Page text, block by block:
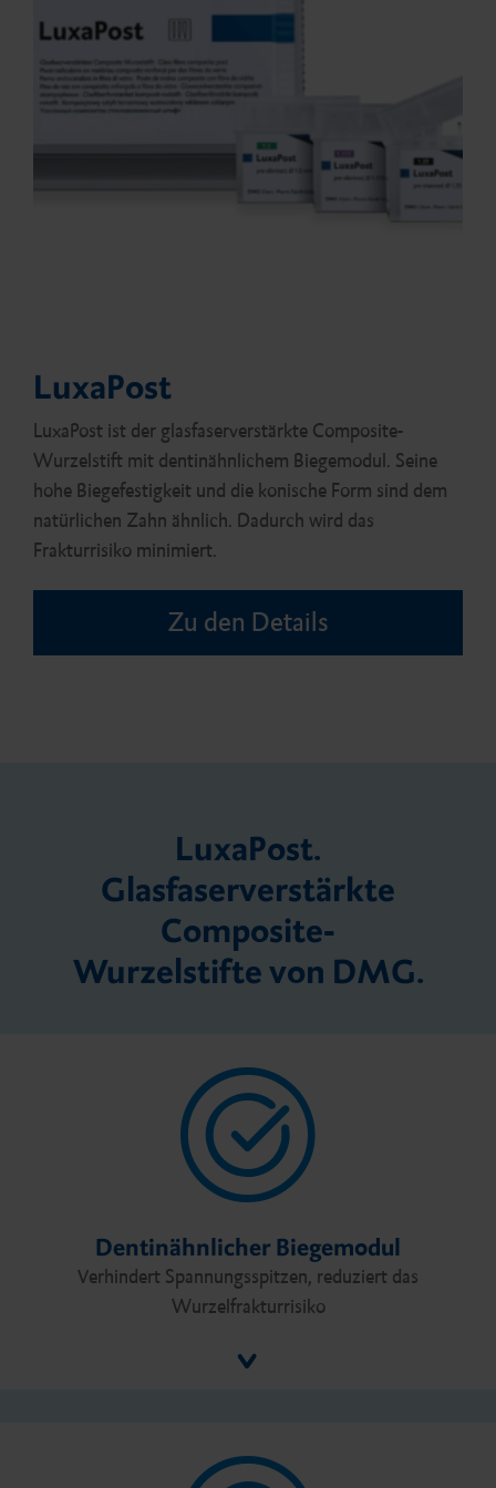
LuxaPost
LuxaPost ist der glasfaserverstärkte Composite-
Wurzelstift mit dentinähnlichem Biegemodul. Seine
hohe Biegefestigkeit und die konische Form sind dem
natürlichen Zahn ähnlich. Dadurch wird das
Frakturrisiko minimiert.
Zu den Details
LuxaPost.
Glasfaserverstärkte
Composite-
Wurzelstifte von DMG.
Dentinähnlicher Biegemodul
Verhindert Spannungsspitzen, reduziert das
Wurzelfrakturrisiko